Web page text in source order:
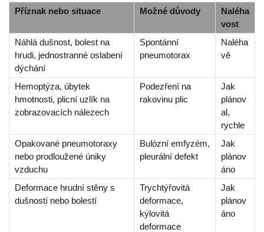
Příznak nebo situace Možné důvody
Naléha
vost
Náhlá dušnost, bolest na
hrudi, jednostranné oslabení
dýchání
Spontánní
pneumotorax
Naléha
vě
Hemoptýza, úbytek
hmotnosti, plicní uzlík na
zobrazovacích nálezech
Podezření na
rakovinu plic
Jak
plánov
al,
rychle
Opakované pneumotoraxy
nebo prodloužené úniky
vzduchu
Bulózní emfyzém,
pleurální defekt
Jak
plánov
áno
Deformace hrudní stěny s
dušností nebo bolestí
Trychtýřovitá
deformace,
kýlovitá
deformace
Jak
plánov
áno